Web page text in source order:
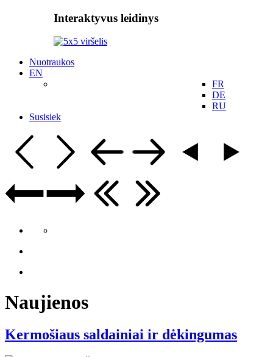
Interaktyvus leidinys
Nuotraukos
EN
FR
DE
RU
Susisiek
Naujienos
Kermošiaus saldainiai ir dėkingumas